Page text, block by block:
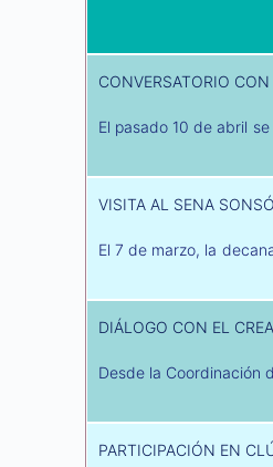
CONVERSATORIO
El pasado 10 de abril
VISITA AL SENA
El 7 de marzo, la
DIÁLOGO CON EL
Desde la Coordinación
PARTICIPACIÓN EN